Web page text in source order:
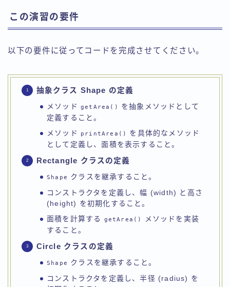
この演習の要件
以下の要件に従ってコードを完成させてください。
抽象クラス Shape の定義
メソッド getArea()
を抽象メソッドとして
定義すること。
メソッド
printArea()
を具体的なメソッド
として定義し、面積を表示すること。
Rectangle クラスの定義
Shape クラスを継承すること。
コンストラクタを定義し、幅 (width) と高さ
(height) を初期化すること。
面積を計算する getArea()
メソッドを実装
すること。
Circle クラスの定義
Shape クラスを継承すること。
コンストラクタを定義し、半径 (radius) を